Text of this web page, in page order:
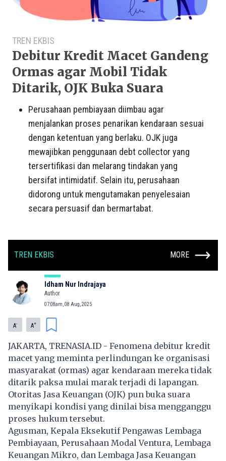
TREN EKBIS
Debitur Kredit Macet Gandeng
Ormas agar Mobil Tidak
Ditarik, OJK Buka Suara
Perusahaan pembiayaan diimbau agar
menjalankan proses penarikan kendaraan sesuai
dengan ketentuan yang berlaku. OJK juga
mewajibkan penggunaan debt collector yang
tersertifikasi dan melarang tindakan yang
bersifat intimidatif. Selain itu, perusahaan
didorong untuk mengutamakan penyelesaian
secara persuasif dan bermartabat.
TREN EKBIS MORE
Idham Nur Indrajaya
Author
07:08am, 08 Aug, 2025
A- A+
JAKARTA, TRENASIA.ID - Fenomena debitur kredit
macet yang meminta perlindungan ke organisasi
masyarakat (ormas) agar kendaraan mereka tidak
ditarik paksa mulai marak terjadi di lapangan.
Otoritas Jasa Keuangan (OJK) pun buka suara
menyikapi kondisi yang dinilai bisa mengganggu
proses hukum tersebut.
Agusman, Kepala Eksekutif Pengawas Lembaga
Pembiayaan, Perusahaan Modal Ventura, Lembaga
Keuangan Mikro, dan Lembaga Jasa Keuangan